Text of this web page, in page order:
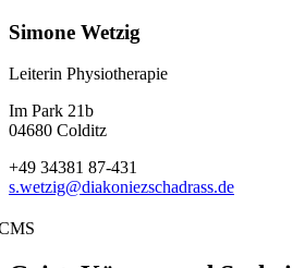
Simone Wetzig
Leiterin Physiotherapie
Im Park 21b
04680 Colditz
+49 34381 87-431
s.wetzig@diakoniezschadrass.de